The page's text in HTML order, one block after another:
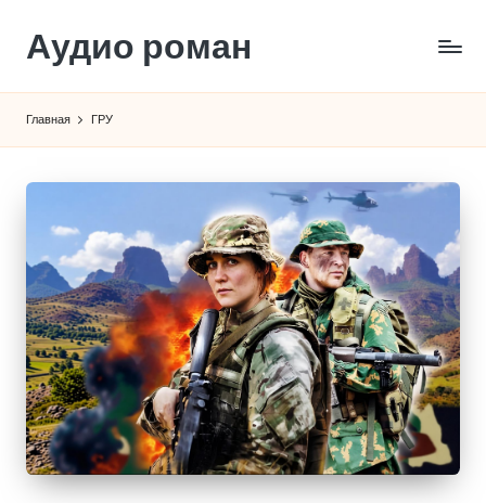
Перейти
содержимому
Аудио роман
Главная ГРУ